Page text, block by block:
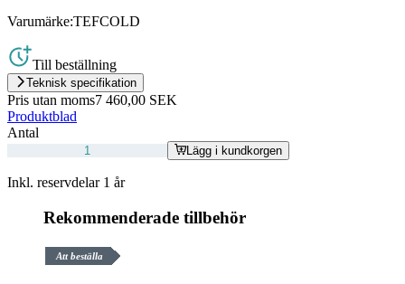
Varumärke:TEFCOLD
Till beställning
Teknisk specifikation
Pris utan moms7 460,00 SEK
Produktblad
Antal
Lägg i kundkorgen
Inkl. reservdelar 1 år
Rekommenderade tillbehör
Att beställa